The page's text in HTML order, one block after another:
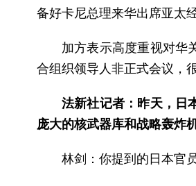
备好卡尼总理来华出席亚太
加方表示高度重视对华
合组织领导人非正式会议，
法新社记者：昨天，日
庞大的核武器库和战略轰炸
林剑：你提到的日本官